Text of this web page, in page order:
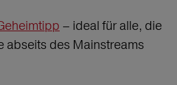
– ideal für alle, die
abseits des Mainstreams